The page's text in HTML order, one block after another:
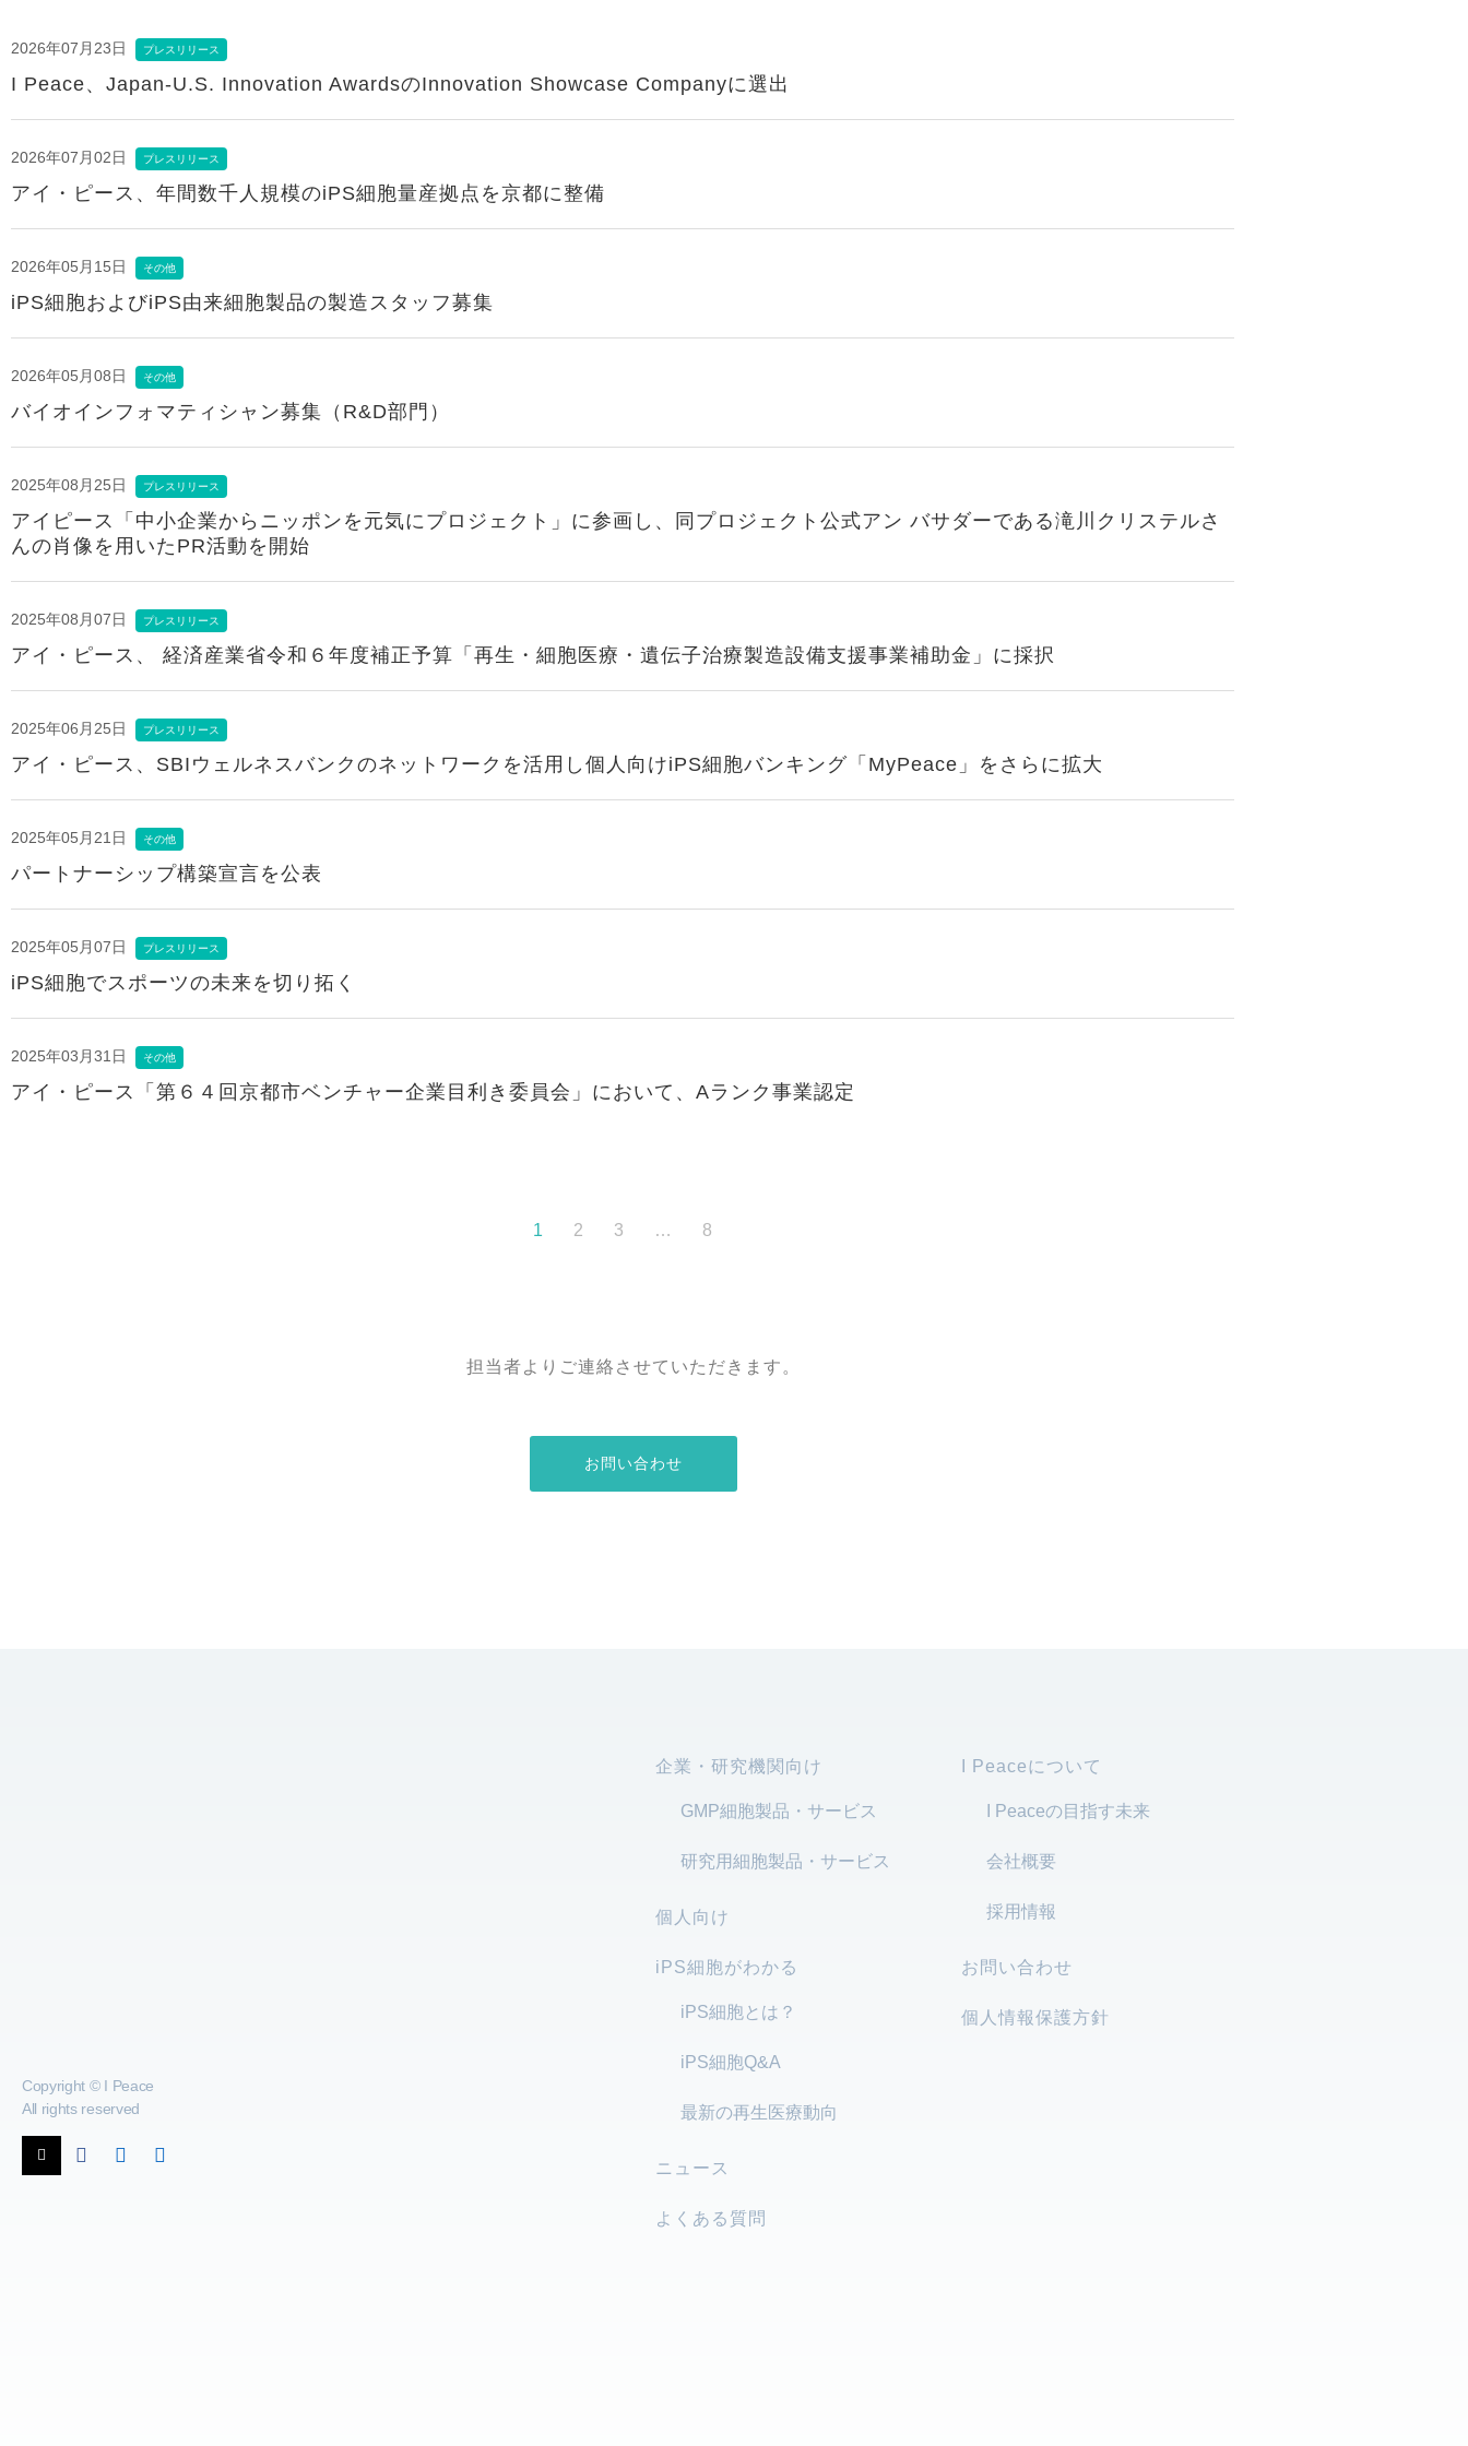
I Peace、Japan-U.S. Innovation AwardsのInnovation Showcase Companyに選出
2026年07月23日 プレスリリース
アイ・ピース、年間数千人規模のiPS細胞量産拠点を京都に整備
2026年07月02日 プレスリリース
iPS細胞およびiPS由来細胞製品の製造スタッフ募集
2026年05月15日 その他
バイオインフォマティシャン募集（R&D部門）
2026年05月08日 その他
アイピース「中⼩企業からニッポンを元気にプロジェクト」に参画し、同プロジェクト公式アン バサダーである滝川クリステルさ
んの肖像を⽤いたPR活動を開始
2025年08月25日 プレスリリース
アイ・ピース、 経済産業省令和６年度補正予算「再生・細胞医療・遺伝子治療製造設備支援事業補助金」に採択
2025年08月07日 プレスリリース
アイ・ピース、SBIウェルネスバンクのネットワークを活用し個人向けiPS細胞バンキング「MyPeace」をさらに拡大
2025年06月25日 プレスリリース
パートナーシップ構築宣言を公表
2025年05月21日 その他
iPS細胞でスポーツの未来を切り拓く
2025年05月07日 プレスリリース
アイ・ピース「第６４回京都市ベンチャー企業目利き委員会」において、Aランク事業認定
2025年03月31日 その他
1 2 3 … 8
担当者よりご連絡させていただきます。
お問い合わせ
Copyright © I Peace
All rights reserved
企業・研究機関向け
GMP細胞製品・サービス
研究用細胞製品・サービス
個人向け
iPS細胞がわかる
iPS細胞とは？
iPS細胞Q&A
最新の再生医療動向
ニュース
よくある質問
I Peaceについて
I Peaceの目指す未来
会社概要
採用情報
お問い合わせ
個人情報保護方針